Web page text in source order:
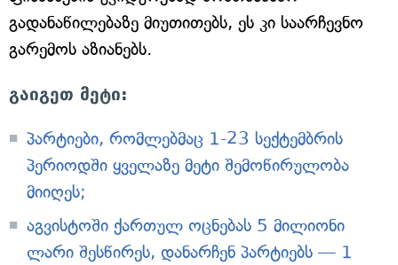
გადანაწილებაზე მიუთითებს, ეს კი საარჩევნო
გარემოს აზიანებს.
გაიგეთ მეტი:
პარტიები, რომლებმაც 1-23 სექტემბრის
პერიოდში ყველაზე მეტი შემოწირულობა
მიიღეს;
აგვისტოში ქართულ ოცნებას 5 მილიონი
ლარი შესწირეს, დანარჩენ პარტიებს — 1